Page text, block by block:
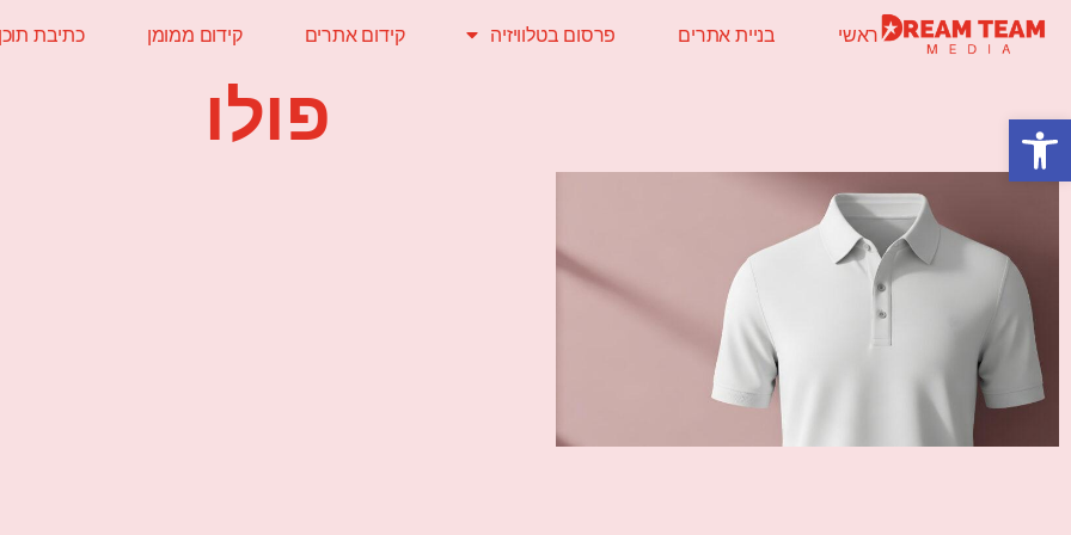
ראשי בניית אתרים פרסום בטלוויזיה קידום אתרים קידום ממומן כתיבת תוכן
פולו פתח סרגל נגישות